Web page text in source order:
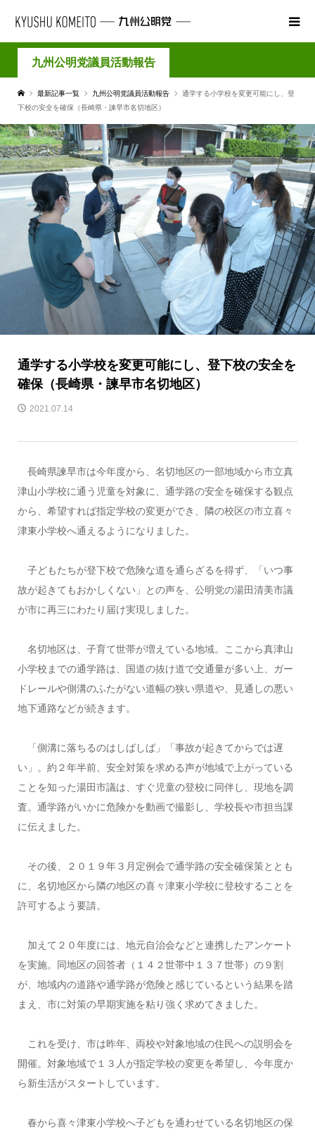
九州公明党議員活動報告
最新記事一覧 九州公明党議員活動報告
通学する小学校を変更可能にし、登
下校の安全を確保（長崎県・諫早市名切地区）
通学する小学校を変更可能にし、登下校の安全を
確保（長崎県・諫早市名切地区）
2021.07.14
長崎県諫早市は今年度から、名切地区の一部地域から市立真
津山小学校に通う児童を対象に、通学路の安全を確保する観点
から、希望すれば指定学校の変更ができ、隣の校区の市立喜々
津東小学校へ通えるようになりました。
子どもたちが登下校で危険な道を通らざるを得ず、「いつ事
故が起きてもおかしくない」との声を、公明党の湯田清美市議
が市に再三にわたり届け実現しました。
名切地区は、子育て世帯が増えている地域。ここから真津山
小学校までの通学路は、国道の抜け道で交通量が多い上、ガー
ドレールや側溝のふたがない道幅の狭い県道や、見通しの悪い
地下通路などが続きます。
「側溝に落ちるのはしばしば」「事故が起きてからでは遅
い」。約２年半前、安全対策を求める声が地域で上がっている
ことを知った湯田市議は、すぐ児童の登校に同伴し、現地を調
査。通学路がいかに危険かを動画で撮影し、学校長や市担当課
に伝えました。
その後、２０１９年３月定例会で通学路の安全確保策ととも
に、名切地区から隣の地区の喜々津東小学校に登校することを
許可するよう要請。
加えて２０年度には、地元自治会などと連携したアンケート
を実施。同地区の回答者（１４２世帯中１３７世帯）の９割
が、地域内の道路や通学路が危険と感じているという結果を踏
まえ、市に対策の早期実施を粘り強く求めてきました。
これを受け、市は昨年、両校や対象地域の住民への説明会を
開催。対象地域で１３人が指定学校の変更を希望し、今年度か
ら新生活がスタートしています。
春から喜々津東小学校へ子どもを通わせている名切地区の保